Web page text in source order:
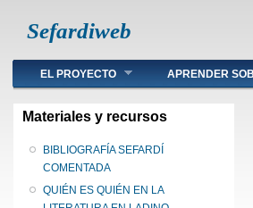
Sefardiweb
Main menu
EL PROYECTO APRENDER
Materiales y recursos
BIBLIOGRAFÍA SEFARDÍ
COMENTADA
QUIÉN ES QUIÉN EN LA